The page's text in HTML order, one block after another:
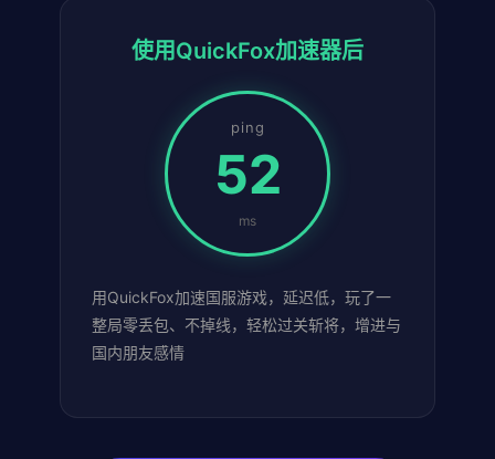
使用QuickFox加速器后
ping
52
ms
用QuickFox加速国服游戏，延迟低，玩了一
整局零丢包、不掉线，轻松过关斩将，增进与
国内朋友感情